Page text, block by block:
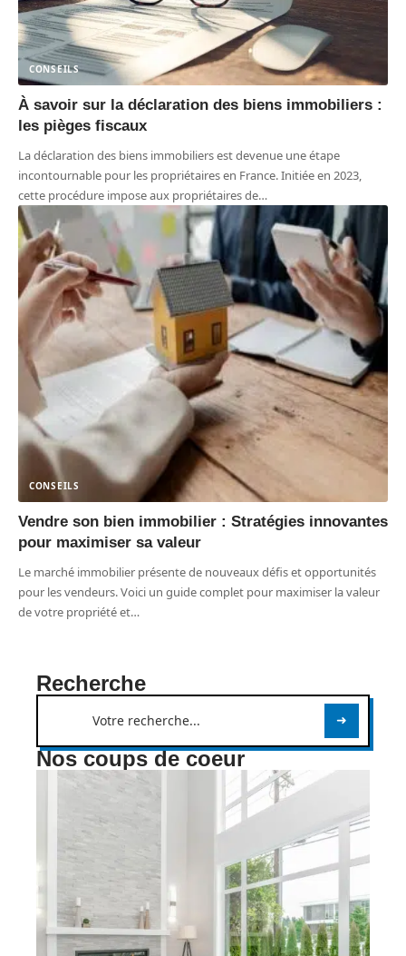
CONSEILS
À savoir sur la déclaration des biens immobiliers :
les pièges fiscaux
La déclaration des biens immobiliers est devenue une étape
incontournable pour les propriétaires en France. Initiée en 2023,
cette procédure impose aux propriétaires de…
CONSEILS
Vendre son bien immobilier : Stratégies innovantes
pour maximiser sa valeur
Le marché immobilier présente de nouveaux défis et opportunités
pour les vendeurs. Voici un guide complet pour maximiser la valeur
de votre propriété et…
Recherche
Nos coups de coeur